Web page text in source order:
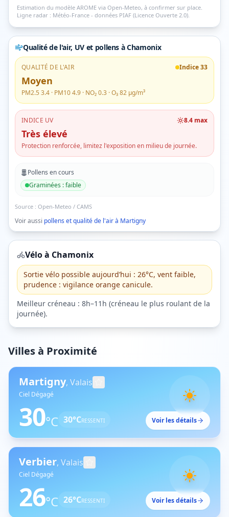
Estimation du modèle AROME via Open-Meteo, à confirmer sur place.
Ligne radar : Météo-France - données PIAF (Licence Ouverte 2.0).
Qualité de l'air, UV et pollens à Chamonix
QUALITÉ DE L'AIR Indice33
Moyen
PM2.5 3.4 · PM104.9 · NO₂0.3 · O₃82 µg/m³
INDICE UV 8.4 max
Très élevé
Protection renforcée, limitez l'exposition en milieu de journée.
Pollens en cours
Graminées :faible
Source : Open-Meteo / CAMS
Voir aussi pollens et qualité de l'air à Martigny
Vélo à Chamonix
Sortie vélo possible aujourd’hui : 26°C, vent faible,
prudence : vigilance orange canicule.
Meilleur créneau : 8h–11h (créneau le plus roulant de la
journée).
Villes à Proximité
Martigny, Valais
Ciel Dégagé
30°C 30°CRESSENTI Voir les détails
Verbier, Valais
Ciel Dégagé
26°C 26°CRESSENTI Voir les détails